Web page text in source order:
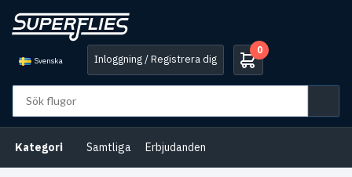
Svenska Inloggning / Registrera dig
0
Kategori Samtliga Erbjudanden